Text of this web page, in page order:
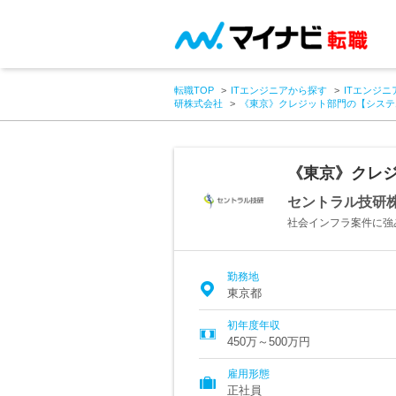
転職TOP ITエンジニアから探す
ITエンジニ
研株式会社
《東京》クレジット部門の【シス
《東京》クレ
セントラル技研
社会インフラ案件に
勤務地
東京都
初年度年収
450万～500万円
雇用形態
正社員